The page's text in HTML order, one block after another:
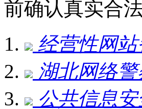
前确认真实合
经营性网
湖北网络
公共信息